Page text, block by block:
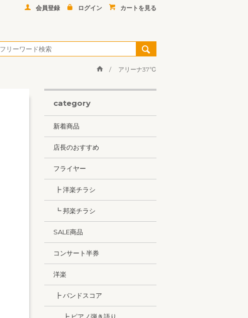
会員登録 ログイン カートを見る
アリーナ37℃
category
新着商品
店長のおすすめ
フライヤー
┣ 洋楽チラシ
┗ 邦楽チラシ
SALE商品
コンサート半券
洋楽
┣ バンドスコア